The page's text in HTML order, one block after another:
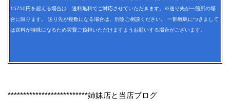
15750円を超える場合は、送料無料でご対応させていただきます。※送り先が一箇所の場
合に限ります。 送り先が複数になる場合は、別途ご相談ください。 一部離島につきまして
は送料が特殊になるため実費ご負担いただけますようお願いする場合がございます。
**************************姉妹店と当店ブログ